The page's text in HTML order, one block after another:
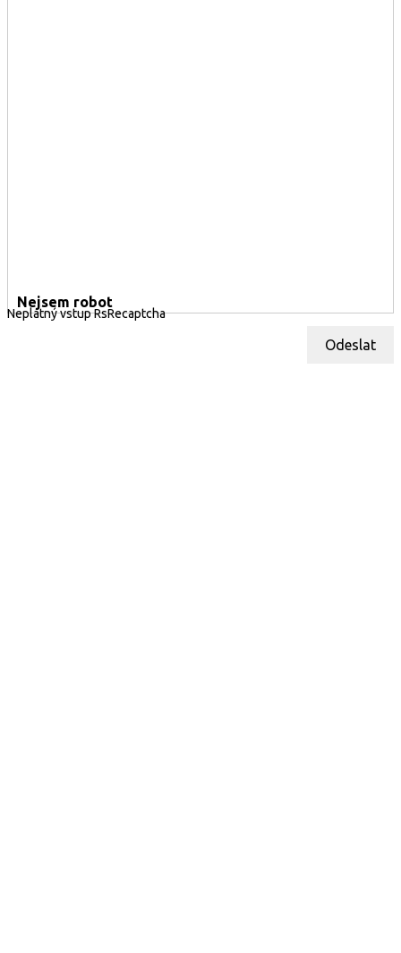
Nejsem robot
Neplatný vstup RsRecaptcha
Odeslat